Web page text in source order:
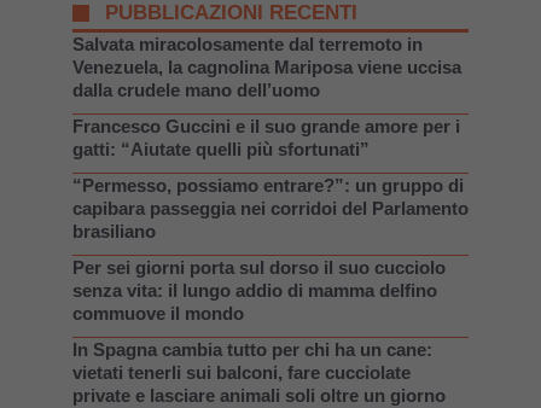
PUBBLICAZIONI RECENTI
Salvata miracolosamente dal terremoto in
Venezuela, la cagnolina Mariposa viene uccisa
dalla crudele mano dell’uomo
Francesco Guccini e il suo grande amore per i
gatti: “Aiutate quelli più sfortunati”
“Permesso, possiamo entrare?”: un gruppo di
capibara passeggia nei corridoi del Parlamento
brasiliano
Per sei giorni porta sul dorso il suo cucciolo
senza vita: il lungo addio di mamma delfino
commuove il mondo
In Spagna cambia tutto per chi ha un cane:
vietati tenerli sui balconi, fare cucciolate
private e lasciare animali soli oltre un giorno